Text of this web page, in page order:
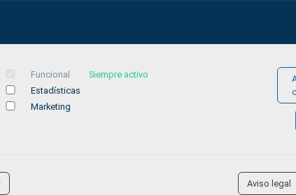
© COPYRIGHT 2026
Funcional
Siempre activo
Estadísticas
Marketing
Aviso legal